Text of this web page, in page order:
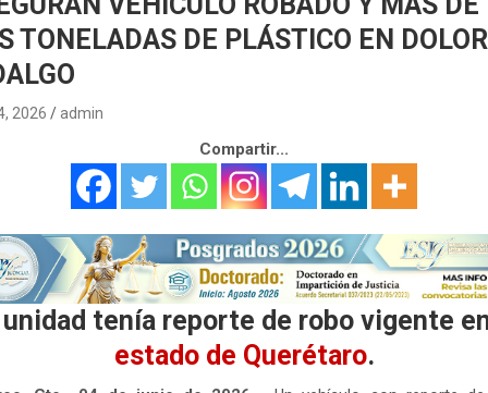
TONELADAS DE PLÁSTICO EN
2026 admin
Compartir...
tenía reporte de robo vigente
estado de Querétaro.